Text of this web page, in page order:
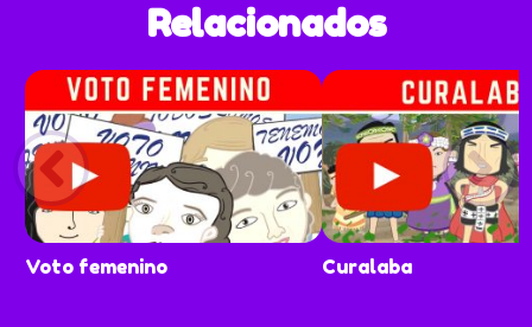
presentados.Relacionados
Voto femenino Curalaba